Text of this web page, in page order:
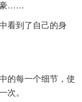
豪……
看到了自己的身
的每一个细节，使
次。